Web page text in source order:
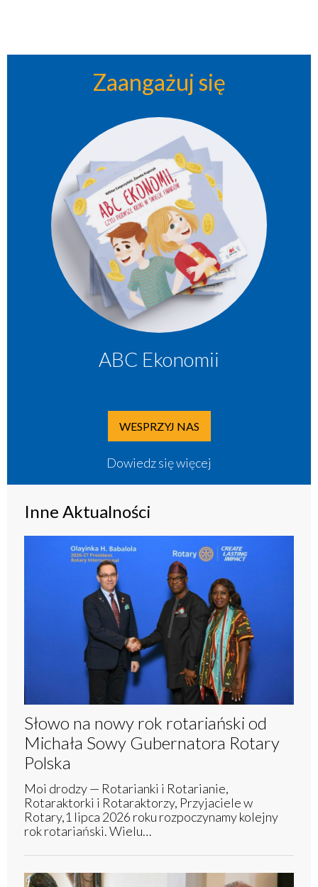
Zaangażuj się
ABC Ekonomii
WESPRZYJ NAS
Dowiedz się więcej
Inne Aktualności
Słowo na nowy rok rotariański od
Michała Sowy Gubernatora Rotary
Polska
Moi drodzy — Rotarianki i Rotarianie,
Rotaraktorki i Rotaraktorzy, Przyjaciele w
Rotary,1 lipca 2026 roku rozpoczynamy kolejny
rok rotariański. Wielu…